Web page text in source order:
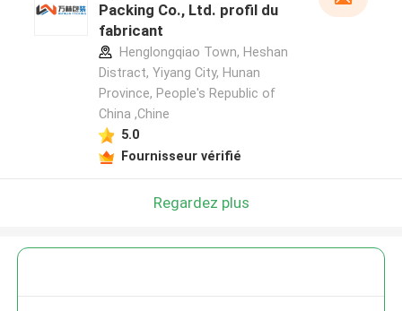
Packing Co., Ltd. profil du
fabricant
Henglongqiao Town, Heshan
Distract, Yiyang City, Hunan
Province, People's Republic of
China ,Chine
5.0
Fournisseur vérifié
Regardez plus